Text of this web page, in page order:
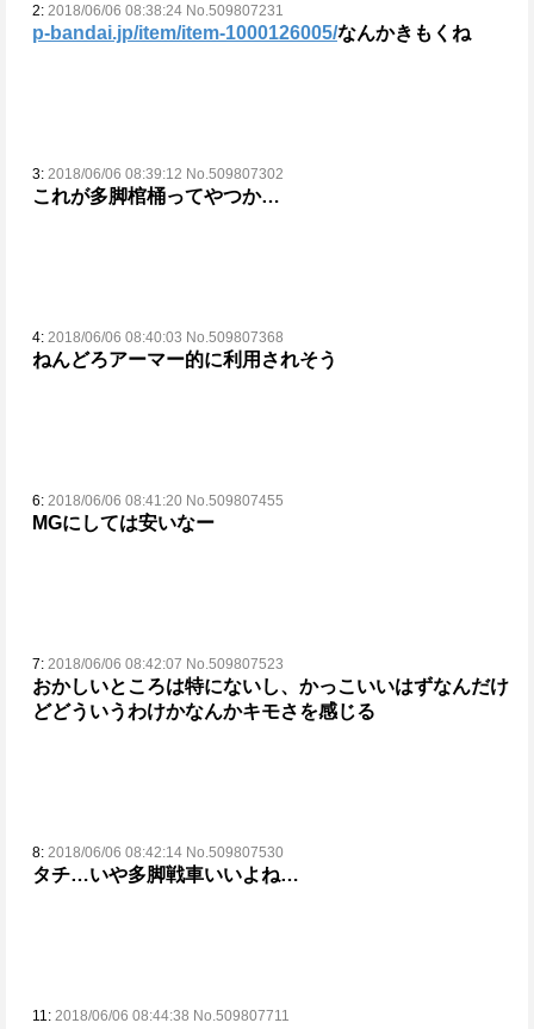
2: 2018/06/06 08:38:24 No.509807231
p-bandai.jp/item/item-1000126005/なんかきもくね
3: 2018/06/06 08:39:12 No.509807302
これが多脚棺桶ってやつか…
4: 2018/06/06 08:40:03 No.509807368
ねんどろアーマー的に利用されそう
6: 2018/06/06 08:41:20 No.509807455
MGにしては安いなー
7: 2018/06/06 08:42:07 No.509807523
おかしいところは特にないし、かっこいいはずなんだけ
どどういうわけかなんかキモさを感じる
8: 2018/06/06 08:42:14 No.509807530
タチ…いや多脚戦車いいよね…
11: 2018/06/06 08:44:38 No.509807711